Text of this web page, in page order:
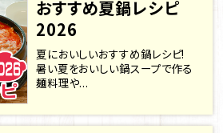
おすすめ夏鍋レシピ
2026
夏においしいおすすめ鍋レシピ!
暑い夏をおいしい鍋スープで作る
麺料理や...